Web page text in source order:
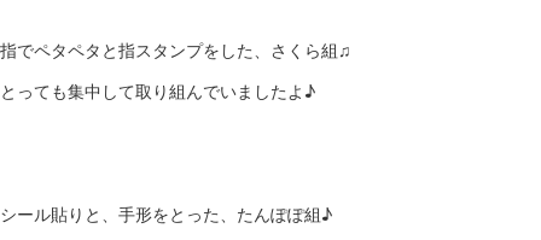
指でペタペタと指スタンプをした、さくら組♫
とっても集中して取り組んでいましたよ♪
シール貼りと、手形をとった、たんぽぽ組♪